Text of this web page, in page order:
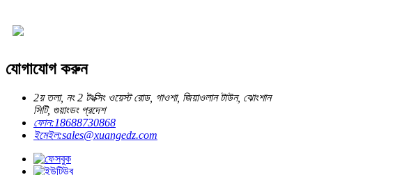
যোগাযোগ করুন
2য় তলা, নং 2 টংক্সিং ওয়েস্ট রোড, গাওশা, জিয়াওলান টাউন, ঝোংশান
সিটি, গুয়াংডং প্রদেশ
ফোন:18688730868
ইমেইল:sales@xuangedz.com